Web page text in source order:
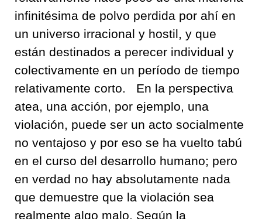
infinitésima de polvo perdida por ahí en
un universo irracional y hostil y que
están destinados a perecer individual y
colectivamente en un período de tiempo
relativamente corto
En la perspectiva
atea
una acción por ejemplo
una
violación
puede ser un acto socialmente
no ventajoso y por eso se ha vuelto tabú
en el curso del desarrollo humano; pero
en verdad no hay absolutamente nada
que demuestre que la violación sea
realmente algo malo
Según la